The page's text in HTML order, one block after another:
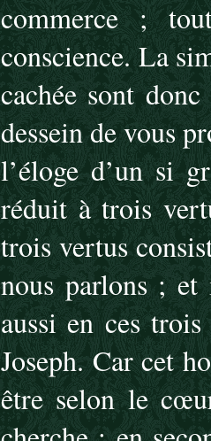
commerce ;
conscience. La
cachée sont
dessein de vous
l’éloge d’un si
réduit à trois
trois vertus
nous parlons ;
aussi en ces
Joseph. Car cet
être selon le